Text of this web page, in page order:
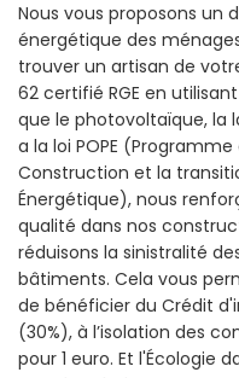
Nous vous proposons un
énergétique des
trouver un artisan de
62 certifié RGE en
que le photovoltaïque, la
a la loi POPE
Construction et la
Énergétique), nous
qualité dans nos
réduisons la sinistralité
bâtiments. Cela vous
de bénéficier du Crédit
(30%), à l’isolation des
pour 1 euro. Et l'Écologie